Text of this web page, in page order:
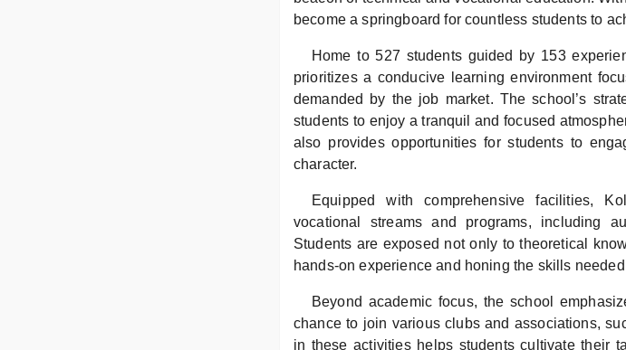
become a springboard for countless students to
Home to 527 students guided by 153
prioritizes a conducive learning environment
demanded by the job market. The school’s
students to enjoy a tranquil and focused
also provides opportunities for students to
character.
Equipped with comprehensive facilities,
vocational streams and programs, including
Students are exposed not only to theoretical
hands-on experience and honing the skills
Beyond academic focus, the school
chance to join various clubs and associations,
in these activities helps students cultivate their